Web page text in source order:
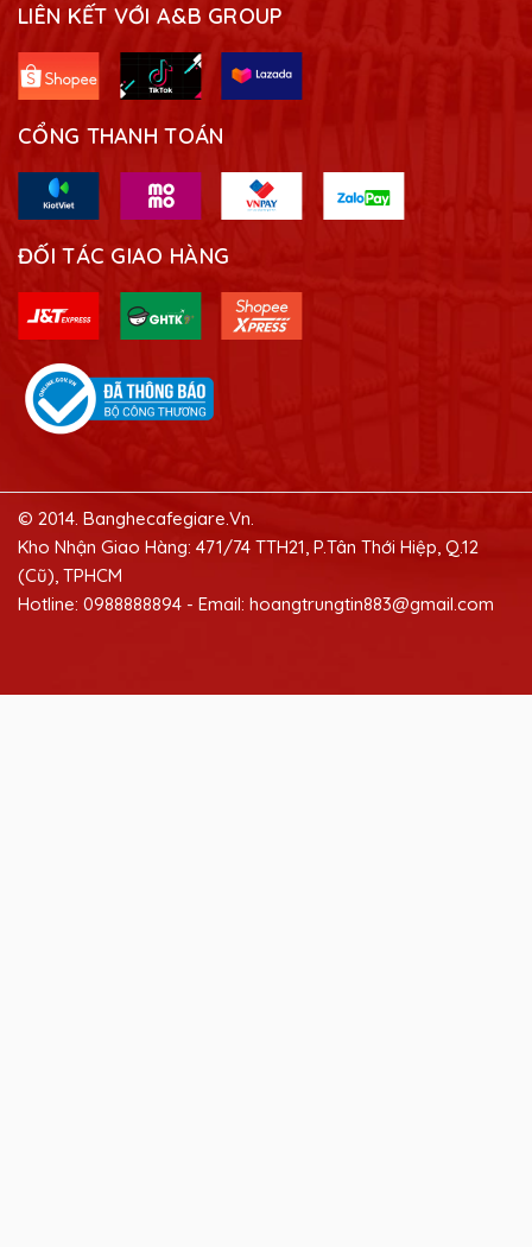
LIÊN KẾT VỚI A&B GROUP
CỔNG THANH TOÁN
ĐỐI TÁC GIAO HÀNG
© 2014. Banghecafegiare.Vn.
Kho Nhận Giao Hàng: 471/74 TTH21, P.Tân Thới Hiệp, Q.12
(Cũ), TPHCM
Hotline: 0988888894 - Email: hoangtrungtin883@gmail.com